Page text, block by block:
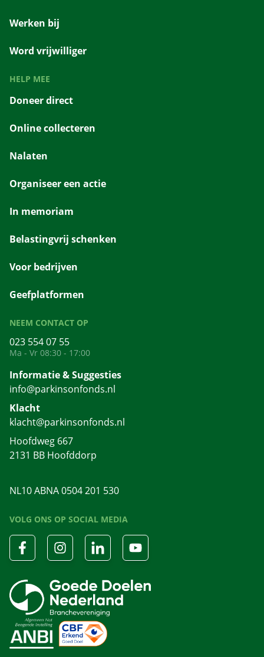
Werken bij
Word vrijwilliger
HELP MEE
Doneer direct
Online collecteren
Nalaten
Organiseer een actie
In memoriam
Belastingvrij schenken
Voor bedrijven
Geefplatformen
NEEM CONTACT OP
023 554 07 55
Ma - Vr 08:30 - 17:00
Informatie & Suggesties
info@parkinsonfonds.nl
Klacht
klacht@parkinsonfonds.nl
Hoofdweg 667
2131 BB Hoofddorp
NL10 ABNA 0504 201 530
VOLG ONS OP SOCIAL MEDIA